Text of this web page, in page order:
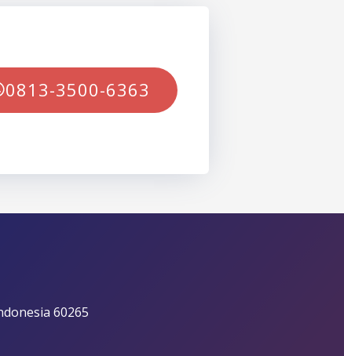
0813-3500-6363
60265